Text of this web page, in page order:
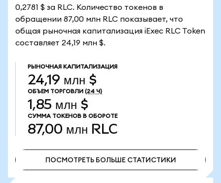
0,2781 $ за RLC. Количество токенов в
обращении 87,00 млн RLC показывает, что
общая рыночная капитализация iExec RLC Token
составляет 24,19 млн $.
РЫНОЧНАЯ КАПИТАЛИЗАЦИЯ
24,19 млн $
ОБЪЕМ ТОРГОВЛИ (24 Ч)
1,85 млн $
СУММА ТОКЕНОВ В ОБОРОТЕ
87,00 млн RLC
ПОСМОТРЕТЬ БОЛЬШЕ СТАТИСТИКИ